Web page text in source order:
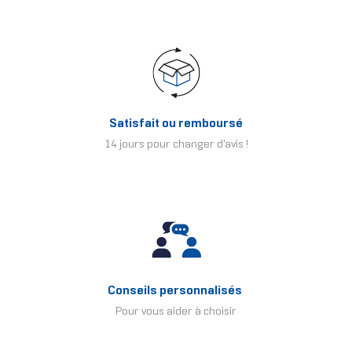
Satisfait ou remboursé
14 jours pour changer d'avis !
Conseils personnalisés
Pour vous aider à choisir